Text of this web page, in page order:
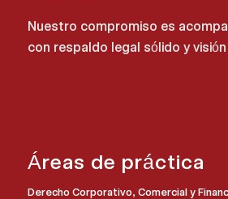
Nuestro compromiso es
con respaldo legal sólido y
Áreas de práctica
Derecho Corporativo, Comercial y